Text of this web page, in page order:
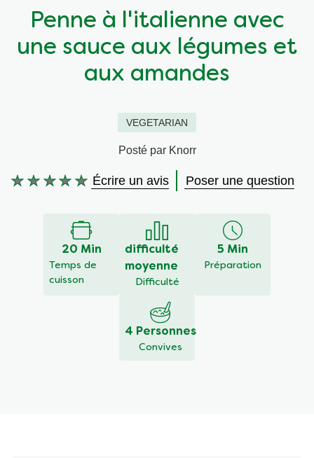
Végétarien
Aides culinaires
Wraps aux légumes
Penne à l'italienne avec
une sauce aux légumes et
aux amandes
VEGETARIAN
Posté par Knorr
Aucune
Écrire un avis Poser une question
20 Min
Temps de
cuisson
difficulté
moyenne
Difficulté
5 Min
Préparation
4 Personnes
Convives